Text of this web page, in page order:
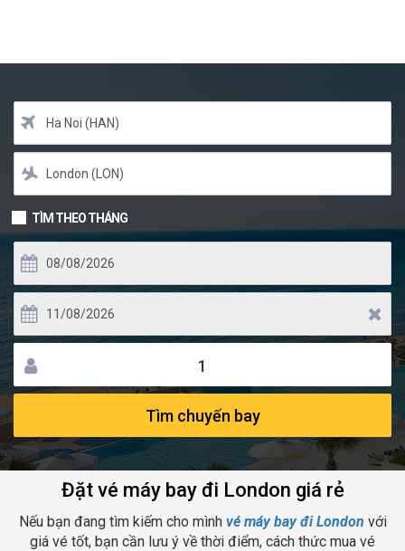
TÌM THEO THÁNG
1
Tìm chuyến bay
Đặt vé máy bay đi London giá rẻ
Nếu bạn đang tìm kiếm cho mình vé máy bay đi London với
giá vé tốt, bạn cần lưu ý về thời điểm, cách thức mua vé